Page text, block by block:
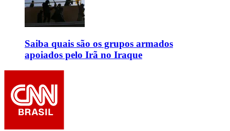
Saiba quais são os grupos armados
apoiados pelo Irã no Iraque